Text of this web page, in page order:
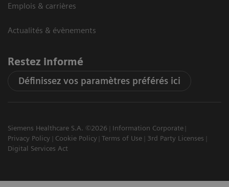
Emplois & carrières
Actualités & évènements
Restez informé
Définissez vos paramètres préférés ici
Siemens Healthcare S.A. ©2026
Information Corporate
Privacy Policy
Cookie Policy Terms of Use
3rd Party Licenses
Digital Services Act